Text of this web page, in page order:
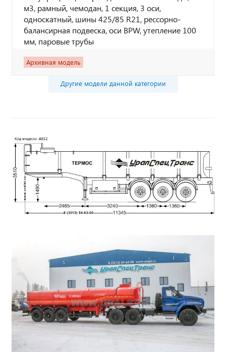
м3, рамный, чемодан, 1 секция, 3 оси,
односкатный, шины 425/85 R21, рессорно-
балансирная подвеска, оси BPW, утепление 100
мм, паровые трубы
Архивная модель
Другие модели данной категории